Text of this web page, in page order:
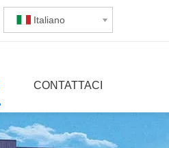
Italiano
CONTATTACI